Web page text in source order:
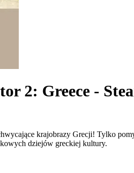
2: Greece -
krajobrazy Grecji! Tylko
dziejów greckiej kultury.